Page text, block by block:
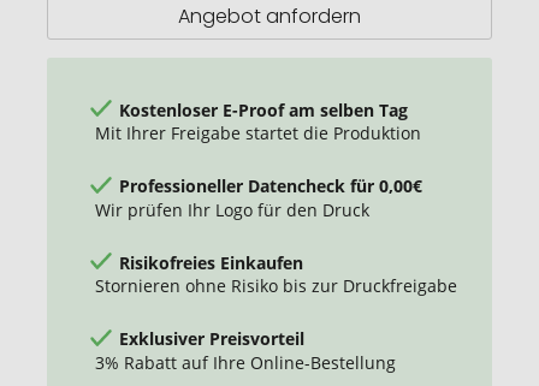
Angebot anfordern
Kostenloser E-Proof am selben Tag
Mit Ihrer Freigabe startet die Produktion
Professioneller Datencheck für 0,00€
Wir prüfen Ihr Logo für den Druck
Risikofreies Einkaufen
Stornieren ohne Risiko bis zur Druckfreigabe
Exklusiver Preisvorteil
3% Rabatt auf Ihre Online-Bestellung